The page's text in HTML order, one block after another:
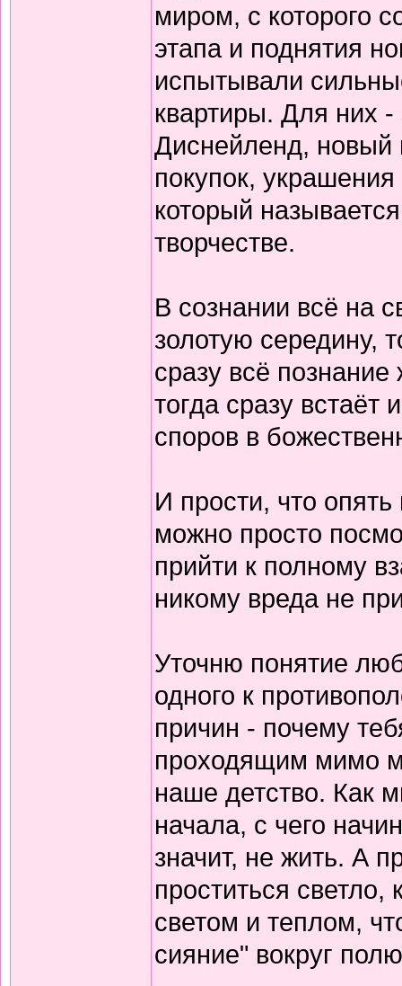
миром, с которого
этапа и поднятия
испытывали
квартиры. Для них
Диснейленд, новый
покупок,
который
творчестве.
В сознании всё на
золотую середину,
сразу всё познание
тогда сразу
споров в
И прости, что
можно просто
прийти к полному
никому вреда не
Уточню понятие
одного к
причин - почему
проходящим мимо
наше детство. Как
начала, с чего
значит, не жить. А
проститься
светом и теплом,
сияние" вокруг